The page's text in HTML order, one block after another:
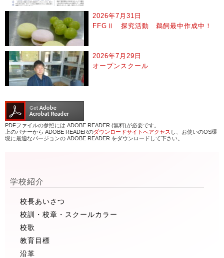
2026年7月31日
FFGⅡ 探究活動 鵜飼最中作成中！
2026年7月29日
オープンスクール
PDFファイルの参照には ADOBE READER (無料)が必要です。
上のバナーから ADOBE READERのダウンロードサイトへアクセス し、お使いのOS環
境に最適なバージョンの ADOBE READER をダウンロードして下さい。
学校紹介
校長あいさつ
校訓・校章・スクールカラー
校歌
教育目標
沿革